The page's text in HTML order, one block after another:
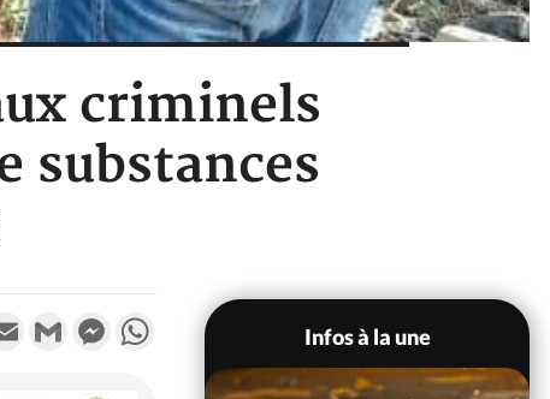
criminels
substances
Email Gmail MessengerWhatsApp
Infos à la une